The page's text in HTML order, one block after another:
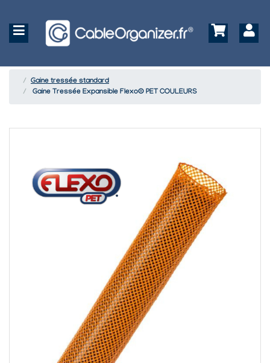
Gaine tressée standard
Gaine Tressée Expansible Flexo® PET COULEURS